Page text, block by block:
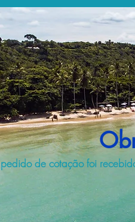
de cotação foi